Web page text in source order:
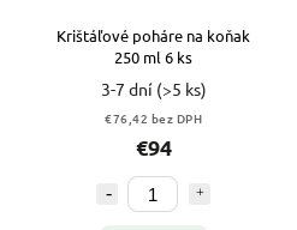
Krištáľové poháre na koňak
250 ml 6 ks
3-7 dní (>5 ks)
€76,42 bez DPH
€94